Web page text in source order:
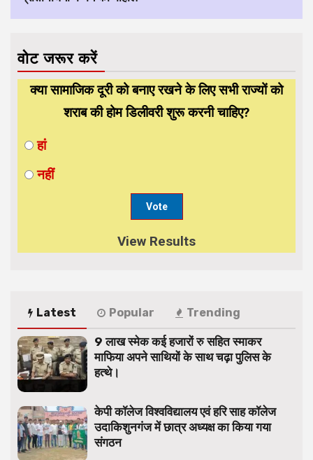
वोट जरूर करें
क्या सामाजिक दूरी को बनाए रखने के लिए सभी राज्यों को
शराब की होम डिलीवरी शुरू करनी चाहिए?
हां
नहीं
View Results
Latest Popular Trending
9 लाख स्मेक कई हजारों रु सहित स्माकर
माफिया अपने साथियों के साथ चढ़ा पुलिस के
हत्थे।
केपी कॉलेज विश्वविद्यालय एवं हरि साह कॉलेज
उदाकिशुनगंज में छात्र अध्यक्ष का किया गया
संगठन